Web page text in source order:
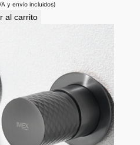
y envío incluidos)
al carrito